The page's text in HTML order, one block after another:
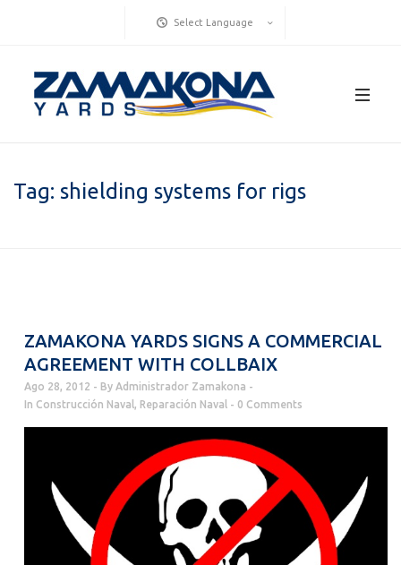
Select Language
Tag: shielding systems for rigs
ZAMAKONA YARDS SIGNS A COMMERCIAL
AGREEMENT WITH COLLBAIX
Ago 28, 2012 By Administrador Zamakona
In Construcción Naval, Reparación Naval 0 Comments